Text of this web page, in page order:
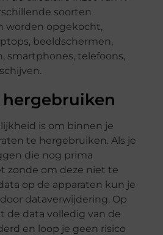
soorten
worden opgekocht,
beeldschermen,
smartphones, telefoons,
is om binnen je
te hergebruiken. Als je
die nog prima
zonde om deze niet te
op de apparaten kun je
dataverwijdering. Op
de data volledig van de
en loop je geen risico